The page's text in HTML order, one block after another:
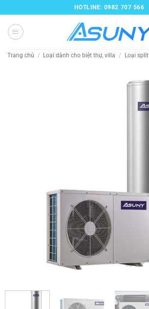
qua
nội
dung
HOTLINE: 0982 707 566
Trang chủ / Loại dành cho biệt thự, villa / Loại split